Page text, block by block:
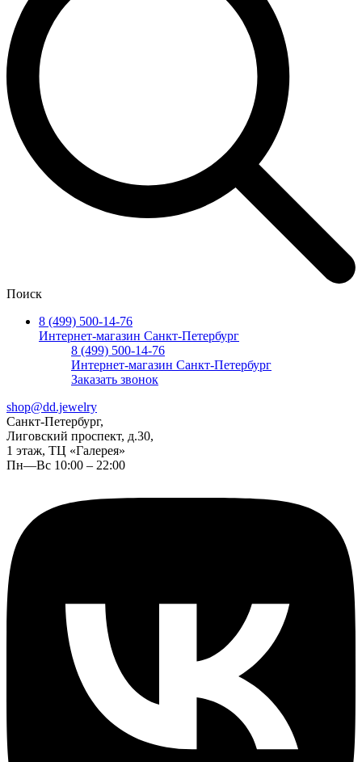
Поиск
8 (499) 500-14-76
Интернет-магазин Санкт-Петербург
8 (499) 500-14-76
Интернет-магазин Санкт-Петербург
Заказать звонок
shop@dd.jewelry
Санкт-Петербург,
Лиговский проспект, д.30,
1 этаж, ТЦ «Галерея»
Пн—Вс 10:00 – 22:00